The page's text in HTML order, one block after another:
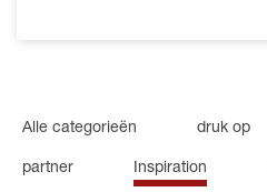
Alle categorieën druk op
partner Inspiration